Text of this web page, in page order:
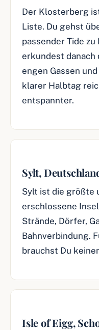
Der Klosterberg
Liste. Du gehst
passender Tide zu
erkundest danach
engen Gassen
klarer Halbtag
entspannter.
Sylt,
Sylt ist die größte
erschlossene
Strände, Dörfer,
Bahnverbindung.
brauchst Du
Isle of Eigg,